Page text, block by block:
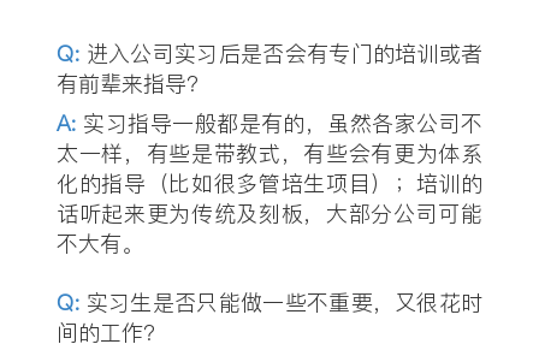
Q: 进入公司实习后是否会有专门的培训或者
有前辈来指导？
A: 实习指导一般都是有的，虽然各家公司不
太一样，有些是带教式，有些会有更为体系
化的指导（比如很多管培生项目）；培训的
话听起来更为传统及刻板，大部分公司可能
不大有。
Q: 实习生是否只能做一些不重要，又很花时
间的工作？